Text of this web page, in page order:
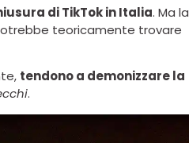
di TikTok in Italia. Ma la
teoricamente trovare
tendono a demonizzare la
.